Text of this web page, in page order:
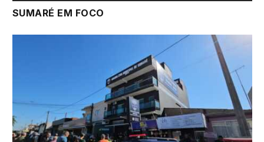
SUMARÉ EM FOCO